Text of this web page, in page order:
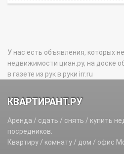
У нас есть объявления, которых
недвижимости циан.ру, на доске
в газете из рук в руки irr.ru
КВАРТИРАНТ.РУ
Аренда / сдать / снять / купить
посредников.
Квартиру / комнату / дом / офис